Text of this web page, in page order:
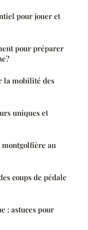
pour jouer et
pour préparer
la mobilité des
uniques et
au
coups de pédale
: astuces pour